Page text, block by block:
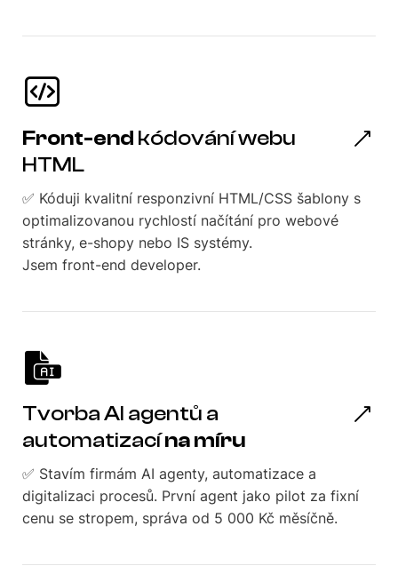
Front-end kódování webu
HTML
✅ Kóduji kvalitní responzivní HTML/CSS šablony s
optimalizovanou rychlostí načítání pro webové
stránky, e-shopy nebo IS systémy.
Jsem front-end developer.
Tvorba AI agentů a
automatizacína míru
✅ Stavím firmám AI agenty, automatizace a
digitalizaci procesů. První agent jako pilot za fixní
cenu se stropem, správa od 5 000 Kč měsíčně.